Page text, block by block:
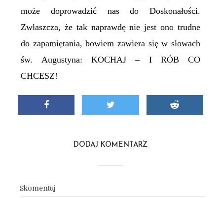
może doprowadzić nas do Doskonałości.
Zwłaszcza, żetak naprawdę nie jest ono trudne
do zapamiętania, bowiem zawiera się w słowach
św. Augustyna: KOCHAJ – I RÓB CO
CHCESZ!
DODAJ KOMENTARZ
Skomentuj